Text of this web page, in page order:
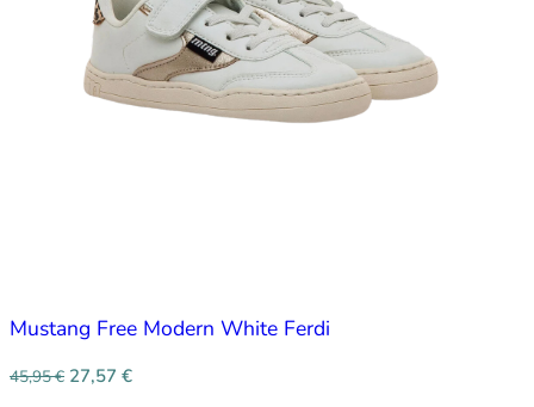
Mustang Free Modern White Ferdi
45,95€ 27,57 €